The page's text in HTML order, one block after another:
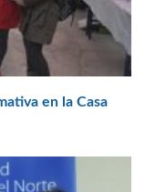
en la Casa